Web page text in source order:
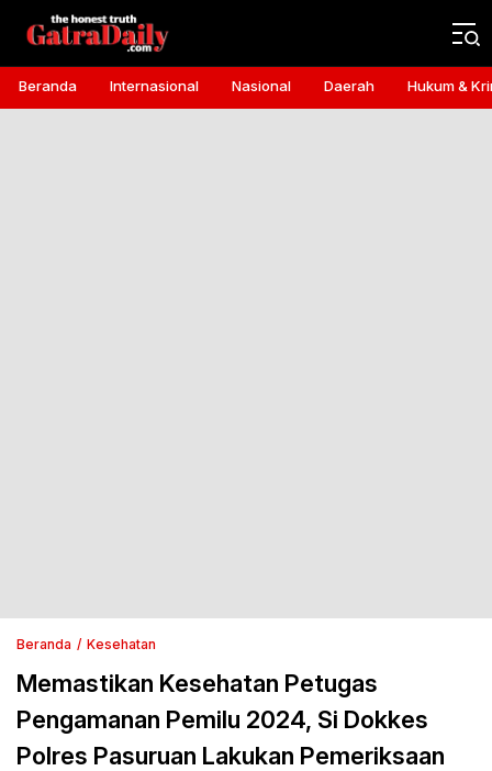
Gatra Daily
the honest truth
Beranda Internasional Nasional Daerah Hukum &
Beranda Kesehatan
Memastikan Kesehatan Petugas
Pengamanan Pemilu 2024, Si Dokkes
Polres Pasuruan Lakukan Pemeriksaan